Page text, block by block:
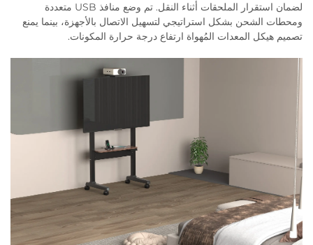
لضمان استقرار الملحقات أثناء النقل. تم وضع منافذ USB متعددة
ومحطات الشحن بشكل استراتيجي لتسهيل الاتصال بالأجهزة، بينما يمنع
تصميم هيكل المعدات المُهواة ارتفاع درجة حرارة المكونات.